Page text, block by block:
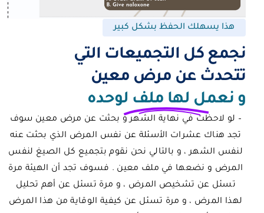
هذا يسهلك الحفظ بشكل كبير
نجمع كل التجميعات التي
تتحدث عن مرض معين
و نعمل لها ملف لوحده
– لو لاحظت في نهاية الشهر و بحثت عن مرض معين سوف
تجد هناك عشرات الأسئلة عن نفس المرض الذي بحثت عنه
لنفس الشهر ، و بالتالي نحن نقوم بتجميع كل الصيغ لنفس
المرض و نضعها في ملف معين . فسوف تجد أن الهيئة مرة
تسئل عن تشخيص المرض ، و مرة تسئل عن أهم تحليل
لهذا المرض ، و مرة تسئل عن كيفية الوقاية من هذا المرض